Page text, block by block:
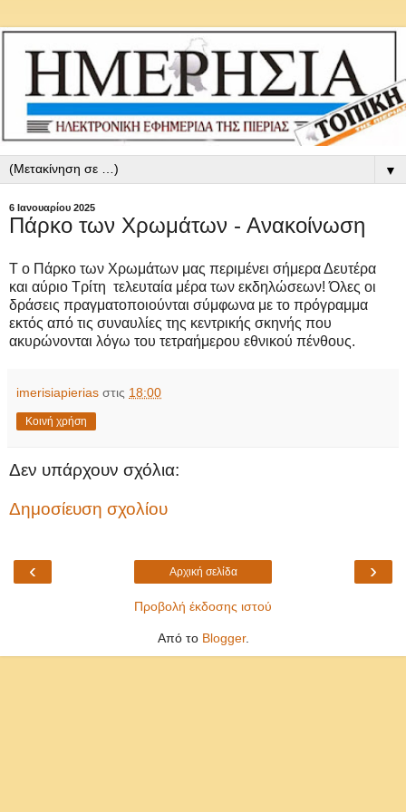
▼
6 Ιανουαρίου 2025
Πάρκο των Χρωμάτων - Ανακοίνωση
T ο Πάρκο των Χρωμάτων μας περιμένει σήμερα Δευτέρα
και αύριο Τρίτη τελευταία μέρα των εκδηλώσεων! Όλες οι
δράσεις πραγματοποιούνται σύμφωνα με το πρόγραμμα
εκτός από τις συναυλίες της κεντρικής σκηνής που
ακυρώνονται λόγω του τετραήμερου εθνικού πένθους.
imerisiapierias στις 18:00
Κοινή χρήση
Δεν υπάρχουν σχόλια:
Δημοσίευση σχολίου
‹ ›
Αρχική σελίδα
Προβολή έκδοσης ιστού
Από το Blogger.